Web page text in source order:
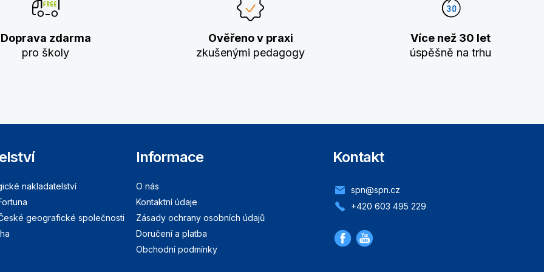
Doprava zdarma
pro školy
Ověřeno v praxi
zkušenými pedagogy
Více než 30 let
úspěšně na trhu
nakladatelství
geografické společnosti
Informace
O nás
Kontaktní údaje
Zásady ochrany osobních údajů
Doručení a platba
Obchodní podmínky
Kontakt
spn@spn.cz
+420 603 495 229